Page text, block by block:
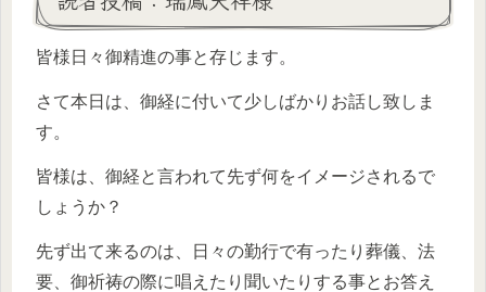
皆様日々御精進の事と存じます。
さて本日は、御経に付いて少しばかりお話し致しま
す。
皆様は、御経と言われて先ず何をイメージされるで
しょうか？
先ず出て来るのは、日々の勤行で有ったり葬儀、法
要、御祈祷の際に唱えたり聞いたりする事とお答え